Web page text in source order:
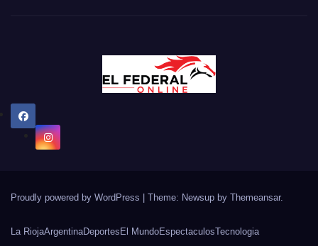
Proudly powered by WordPress | Theme: Newsup by Themeansar.
La RiojaArgentinaDeportes El MundoEspectaculosTecnologia